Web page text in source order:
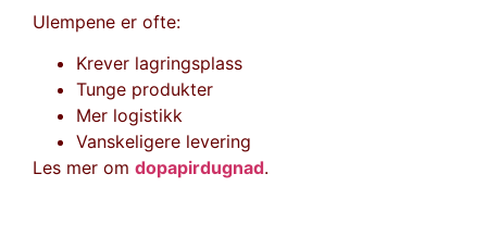
Ulempene er ofte:
Krever lagringsplass
Tunge produkter
Mer logistikk
Vanskeligere levering
Les mer om dopapirdugnad.